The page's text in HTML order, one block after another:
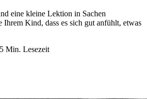
eine kleine Lektion in Sachen
Kind, dass es sich gut anfühlt, etwas
5 Min. Lesezeit